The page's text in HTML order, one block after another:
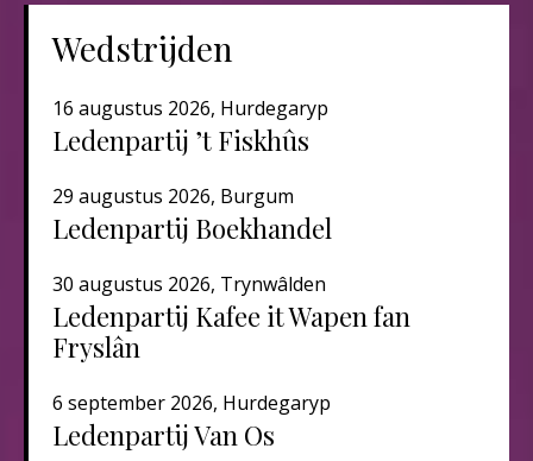
Wedstrijden
16 augustus 2026, Hurdegaryp
Ledenpartij ’t Fiskhûs
29 augustus 2026, Burgum
Ledenpartij Boekhandel
30 augustus 2026, Trynwâlden
Ledenpartij Kafee it Wapen fan
Fryslân
6 september 2026, Hurdegaryp
Ledenpartij Van Os